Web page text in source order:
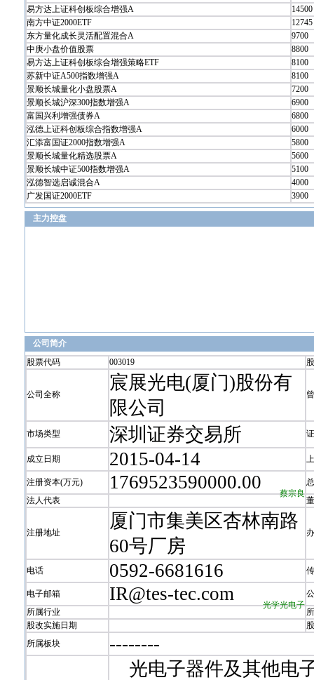
易方达上证科创板综合增强A
14500
南方中证2000ETF
12745
东方量化成长灵活配置混合A
9700
中庚小盘价值股票
8800
易方达上证科创板综合增强策略ETF
8100
苏新中证A500指数增强A
8100
景顺长城量化小盘股票A
7200
景顺长城沪深300指数增强A
6900
富国兴利增强债券A
6800
泓德上证科创板综合指数增强A
6000
汇添富国证2000指数增强A
5800
景顺长城量化精选股票A
5600
景顺长城中证500指数增强A
5100
泓德智选启诚混合A
4000
广发国证2000ETF
3900
主力控盘
公司简介
股票代码
003019
公司全称
宸展光电(厦门)股份有
限公司
市场类型 深圳证券交易所
成立日期 2015-04-14
注册资本(万元) 1769523590000.00
法人代表
蔡宗良
注册地址
厦门市集美区杏林南路
60号厂房
电话 0592-6681616
电子邮箱 IR@tes-tec.com
所属行业
光学光电子
股改实施日期
所属板块
--------
光电子器件及其他电